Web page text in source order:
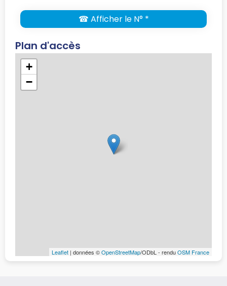
☎ Afficher le N° *
Plan d'accès
+
−
Leaflet | données ©OpenStreetMap/ODbL - renduOSM France